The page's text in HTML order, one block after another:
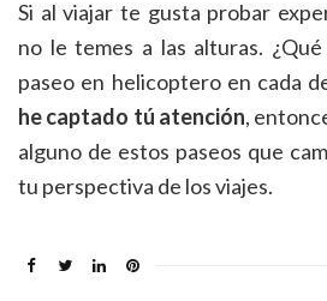
Si al viajar te gusta probar
no le temes a las alturas.
paseo en helicoptero en cada
he captado tú atención,
alguno de estos paseos que
tu perspectiva de los viajes.